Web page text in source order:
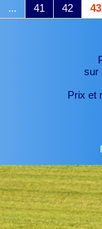
... 41 42 43
sur
Prix et